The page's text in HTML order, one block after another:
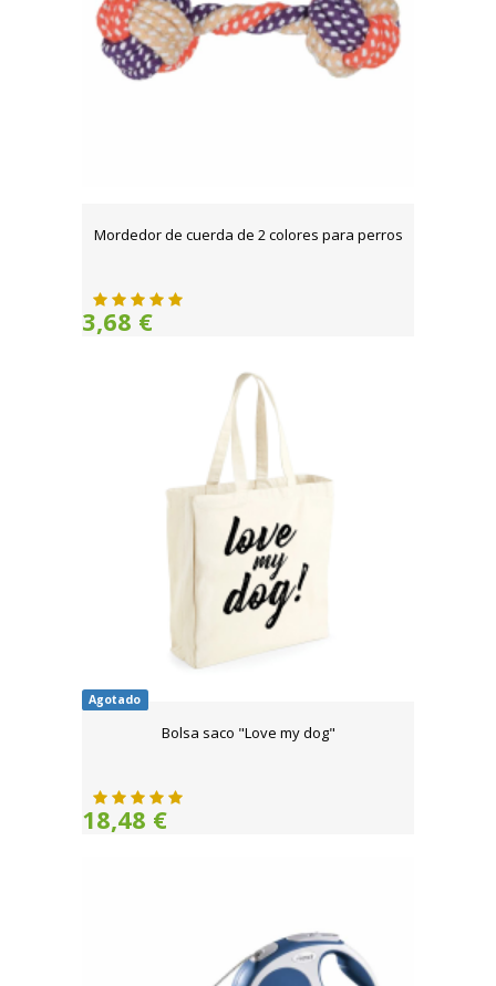
Mordedor de cuerda de 2 colores para perros
3,68 €
Agotado
Bolsa saco "Love my dog"
18,48 €